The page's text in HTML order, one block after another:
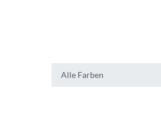
Alle Farben